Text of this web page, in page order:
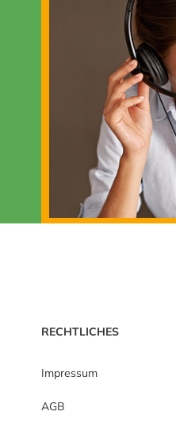
RECHTLICHES
Impressum
AGB